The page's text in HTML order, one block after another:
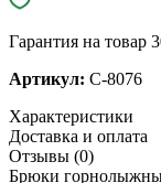
Гарантия на товар
Артикул: C-8076
Характеристики
Доставка и оплата
Отзывы (0)
Брюки